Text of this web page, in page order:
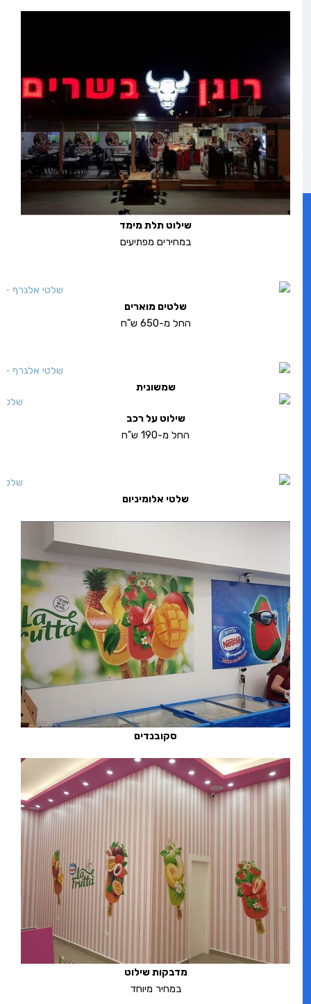
שילוט תלת מימד
במחירים מפתיעים
שלטים מוארים
החל מ-650 ש"ח
שמשונית
שילוט על רכב
החל מ-190 ש"ח
שלטי אלומיניום
סקובנדים
מדבקות שילוט
במחיר מיוחד